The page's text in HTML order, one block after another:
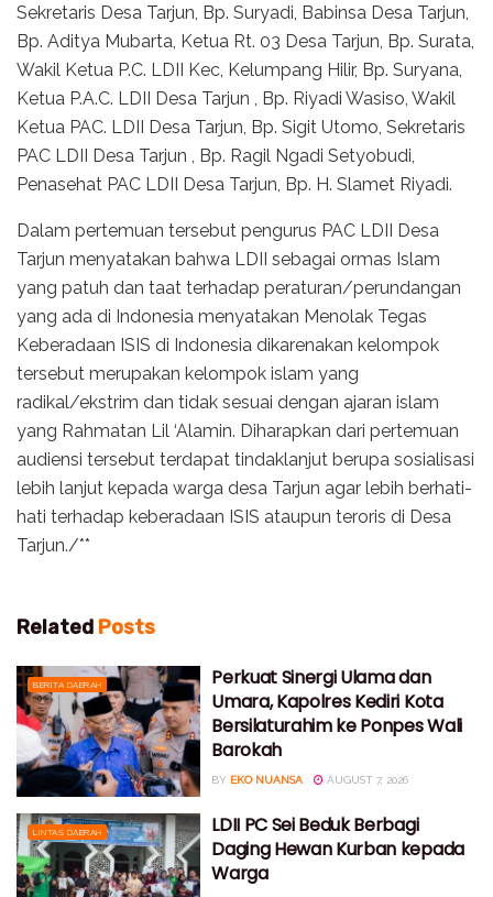
Sekretaris Desa Tarjun, Bp. Suryadi, Babinsa Desa Tarjun,
Bp. Aditya Mubarta, Ketua Rt. 03 Desa Tarjun, Bp. Surata,
Wakil Ketua P.C. LDII Kec, Kelumpang Hilir, Bp. Suryana,
Ketua P.A.C. LDII Desa Tarjun , Bp. Riyadi Wasiso, Wakil
Ketua PAC. LDII Desa Tarjun, Bp. Sigit Utomo, Sekretaris
PAC LDII Desa Tarjun , Bp. Ragil Ngadi Setyobudi,
Penasehat PAC LDII Desa Tarjun, Bp. H. Slamet Riyadi.
Dalam pertemuan tersebut pengurus PAC LDII Desa
Tarjun menyatakan bahwa LDII sebagai ormas Islam
yang patuh dan taat terhadap peraturan/perundangan
yang ada di Indonesia menyatakan Menolak Tegas
Keberadaan ISIS di Indonesia dikarenakan kelompok
tersebut merupakan kelompok islam yang
radikal/ekstrim dan tidak sesuai dengan ajaran islam
yang Rahmatan Lil ‘Alamin. Diharapkan dari pertemuan
audiensi tersebut terdapat tindaklanjut berupa sosialisasi
lebih lanjut kepada warga desa Tarjun agar lebih berhati-
hati terhadap keberadaan ISIS ataupun teroris di Desa
Tarjun./**
Related Posts
BERITA DAERAH
Perkuat Sinergi Ulama dan
Umara, Kapolres Kediri Kota
Bersilaturahim ke Ponpes Wali
Barokah
BY EKO NUANSA AUGUST 7, 2026
LINTAS DAERAH
LDII PC Sei Beduk Berbagi
Daging Hewan Kurban kepada
Warga